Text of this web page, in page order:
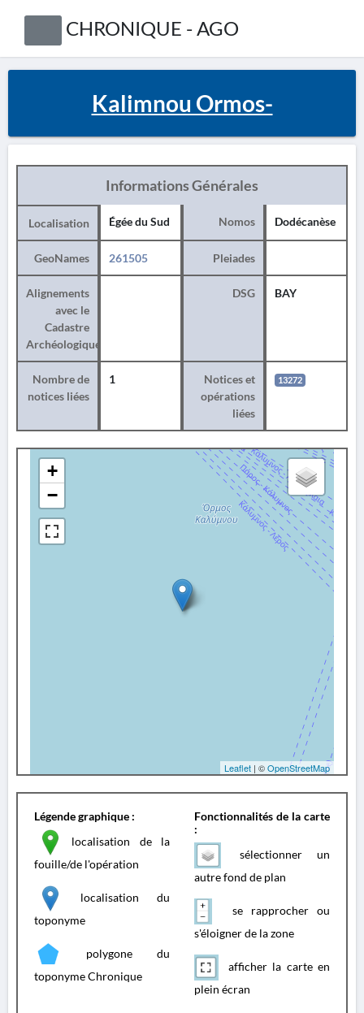
CHRONIQUE - AGO
Kalimnou Ormos-
Informations Générales
Localisation Égée du Sud Nomos Dodécanèse
GeoNames 261505 Pleiades
Alignements
avec le
Cadastre
Archéologique
DSG BAY
Nombre de
notices liées
1
Notices et
opérations
liées
13272
+
−
Leaflet | ©OpenStreetMap
Légende graphique :
localisation de la
fouille/de l'opération
localisation du
toponyme
polygone du
toponyme Chronique
Fonctionnalités de la carte
:
sélectionner un
autre fond de plan
se rapprocher ou
s'éloigner de la zone
afficher la carte en
plein écran